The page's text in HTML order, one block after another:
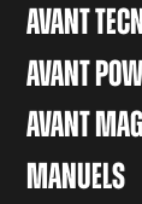
AVANT
AVANT
AVANT
MANUELS